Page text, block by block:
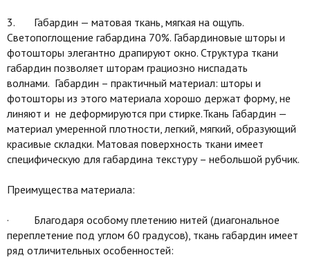
3. Габардин — матовая ткань, мягкая на ощупь.
Светопоглощение габардина 70%. Габардиновые шторы и
фотошторы элегантно драпируют окно. Структура ткани
габардин позволяет шторам грациозно ниспадать
волнами. Габардин – практичный материал: шторы и
фотошторы из этого материала хорошо держат форму, не
линяют и не деформируются при стирке.Ткань Габардин —
материал умеренной плотности, легкий, мягкий, образующий
красивые складки. Матовая поверхность ткани имеет
специфическую для габардина текстуру – небольшой рубчик.
Преимущества материала:
· Благодаря особому плетению нитей (диагональное
переплетение под углом 60 градусов), ткань габардин имеет
ряд отличительных особенностей: